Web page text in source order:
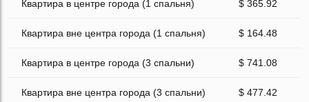
Квартира в центре города (1 спальня) $ 365.92
Квартира вне центра города (1 спальня) $ 164.48
Квартира в центре города (3 спальни) $ 741.08
Квартира вне центра города (3 спальни) $ 477.42